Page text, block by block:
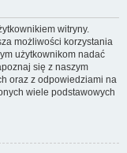
witryny.
możliwości korzystania
użytkownikom nadać
się z naszym
oraz z odpowiedziami na
wiele podstawowych